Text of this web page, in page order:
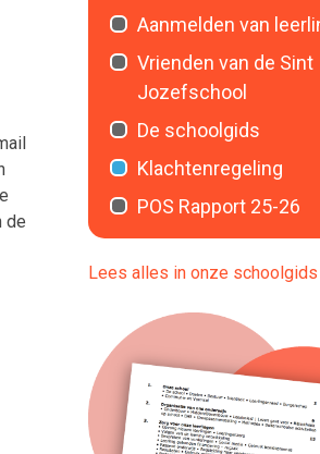
de
Aanmelden van
Vrienden van de Sint
Jozefschool
De schoolgids
Klachtenregeling
POS Rapport 25-26
Lees alles in onze schoolgids